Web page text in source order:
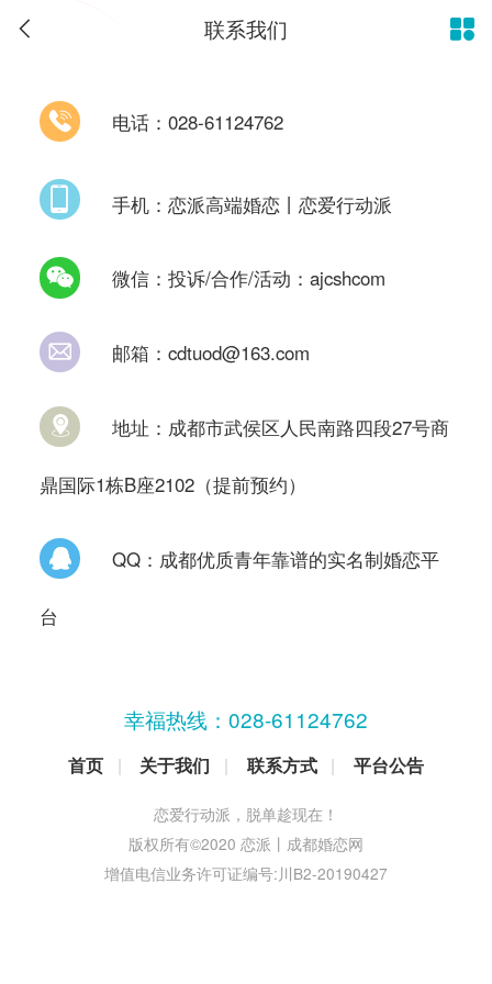
 联系我们
 电话：028-61124762
手机：恋派高端婚恋丨恋爱行动派
 微信：投诉/合作/活动：ajcshcom
 邮箱：cdtuod@163.com
 地址：成都市武侯区人民南路四段27号商
鼎国际1栋B座2102（提前预约）
 QQ：成都优质青年靠谱的实名制婚恋平
台

幸福热线： 028-61124762
首页 | 关于我们 | 联系方式 | 平台公告
恋爱行动派，脱单趁现在！
版权所有©2020 恋派丨成都婚恋网
增值电信业务许可证编号:川B2-20190427